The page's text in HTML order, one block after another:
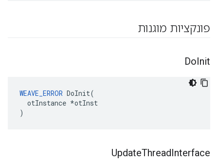
פונקציות מוגנות
DoInit
WEAVE_ERROR DoInit(
  otInstance *otInst
)
UpdateThreadInterface